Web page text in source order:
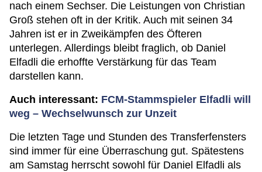
nach einem Sechser. Die Leistungen von Christian
Groß stehen oft in der Kritik. Auch mit seinen 34
Jahren ist er in Zweikämpfen des Öfteren
unterlegen. Allerdings bleibt fraglich, ob Daniel
Elfadli die erhoffte Verstärkung für das Team
darstellen kann.
Auch interessant: FCM-Stammspieler Elfadli will
weg – Wechselwunsch zur Unzeit
Die letzten Tage und Stunden des Transferfensters
sind immer für eine Überraschung gut. Spätestens
am Samstag herrscht sowohl für Daniel Elfadli als